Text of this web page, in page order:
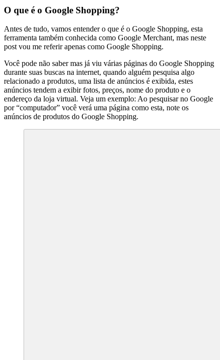
O que é o Google Shopping?
Antes de tudo, vamos entender o que é o Google Shopping, esta
ferramenta também conhecida como Google Merchant, mas neste
post vou me referir apenas como Google Shopping.
Você pode não saber mas já viu várias páginas do Google Shopping
durante suas buscas na internet, quando alguém pesquisa algo
relacionado a produtos, uma lista de anúncios é exibida, estes
anúncios tendem a exibir fotos, preços, nome do produto e o
endereço da loja virtual. Veja um exemplo: Ao pesquisar no Google
por “computador” você verá uma página como esta, note os
anúncios de produtos do Google Shopping.